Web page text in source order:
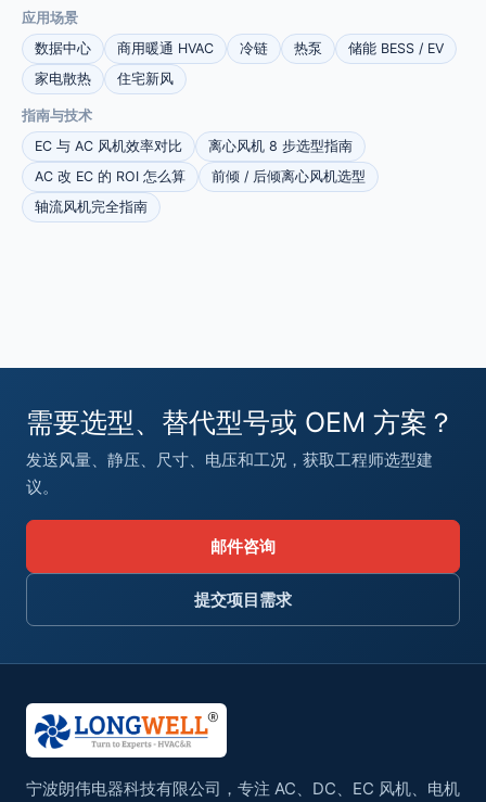
应用场景
数据中心
商用暖通 HVAC 冷链 热泵
储能 BESS / EV
家电散热
住宅新风
指南与技术
EC 与 AC 风机效率对比
离心风机 8 步选型指南
AC 改 EC 的 ROI 怎么算
前倾 / 后倾离心风机选型
轴流风机完全指南
需要选型、替代型号或 OEM 方案？
发送风量、静压、尺寸、电压和工况，获取工程师选型建
议。
邮件咨询
提交项目需求
宁波朗伟电器科技有限公司，专注 AC、DC、EC 风机、电机